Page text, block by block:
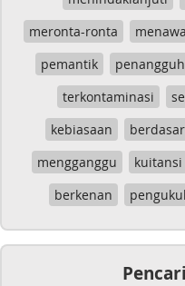
meronta-ronta
pemantik
terkontaminasi
kebiasaan
mengganggu
kuitansi
berkenan